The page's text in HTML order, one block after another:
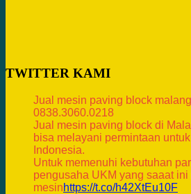
TWITTER KAMI
Jual mesin paving block
0838.3060.0218
Jual mesin paving block di
bisa melayani permintaan
Indonesia.
Untuk memenuhi kebutuhan
pengusaha UKM yang saaat ini
mesinhttps://t.co/h42XtEu10F